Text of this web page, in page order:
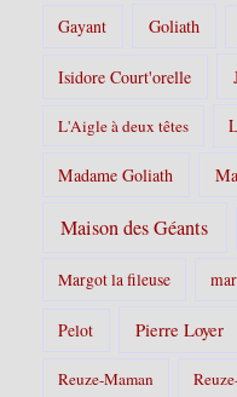
Gayant Goliath
Isidore Court'orelle
L'Aigle à deux têtes
Madame Goliath
Maison des Géants
Margot la fileuse
Pelot Pierre Loyer
Reuze-Maman